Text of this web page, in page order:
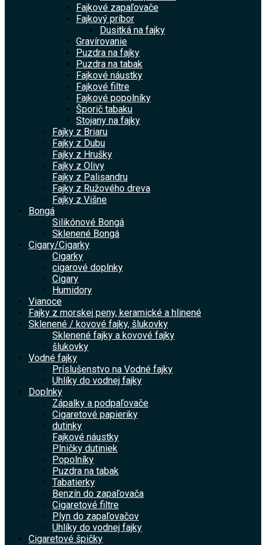
Fajkové zapaľovače
Fajkový príbor
Dusitká na fajky
Gravírovanie
Puzdra na fajky
Puzdra na tabak
Fajkové náustky
Fajkové filtre
Fajkové popolníky
Šporič tabaku
Stojany na fajky
Fajky z Briaru
Fajky z Dubu
Fajky z Hrušky
Fajky z Olivy
Fajky z Palisandru
Fajky z Ružového dreva
Fajky z Višne
Bongá
Silikónové Bongá
Sklenené Bongá
Cigary/Cigarky
Cigarky
cigarové doplnky
Cigary
Humidory
Vianoce
Fajky z morskej peny, keramické a hlinené
Sklenené / kovové fajky, šlukovky
Sklenené fajky a kovové fajky
šlukovky
Vodné fajky
Príslušenstvo na Vodné fajky
Uhlíky do vodnej fajky
Doplnky
Zápalky a podpaľovače
Cigaretové papieriky
dutinky
Fajkové náustky
Plničky dutiniek
Popolníky
Puzdra na tabak
Tabatierky
Benzín do zapaľovača
Cigaretové filtre
Plyn do zapaľovačov
Uhlíky do vodnej fajky
Cigaretové špičky